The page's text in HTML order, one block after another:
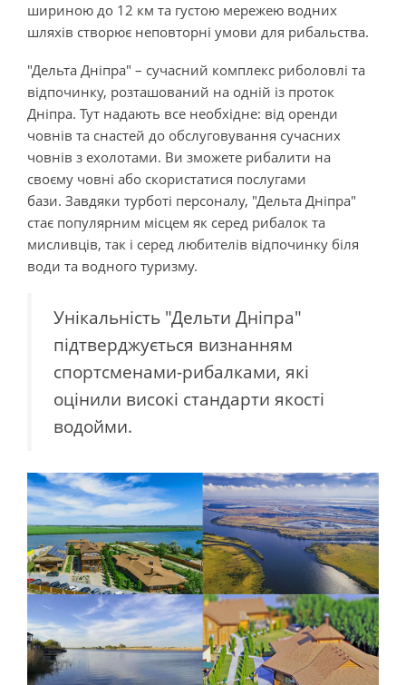
шириною до 12 км та густою мережею водних
шляхів створює неповторні умови для рибальства.
"Дельта Дніпра" – сучасний комплекс риболовлі та
відпочинку, розташований на одній із проток
Дніпра. Тут надають все необхідне: від оренди
човнів та снастей до обслуговування сучасних
човнів з ехолотами. Ви зможете рибалити на
своєму човні або скористатися послугами
бази. Завдяки турботі персоналу, "Дельта Дніпра"
стає популярним місцем як серед рибалок та
мисливців, так і серед любителів відпочинку біля
води та водного туризму.
Унікальність "Дельти Дніпра"
підтверджується визнанням
спортсменами-рибалками, які
оцінили високі стандарти якості
водойми.